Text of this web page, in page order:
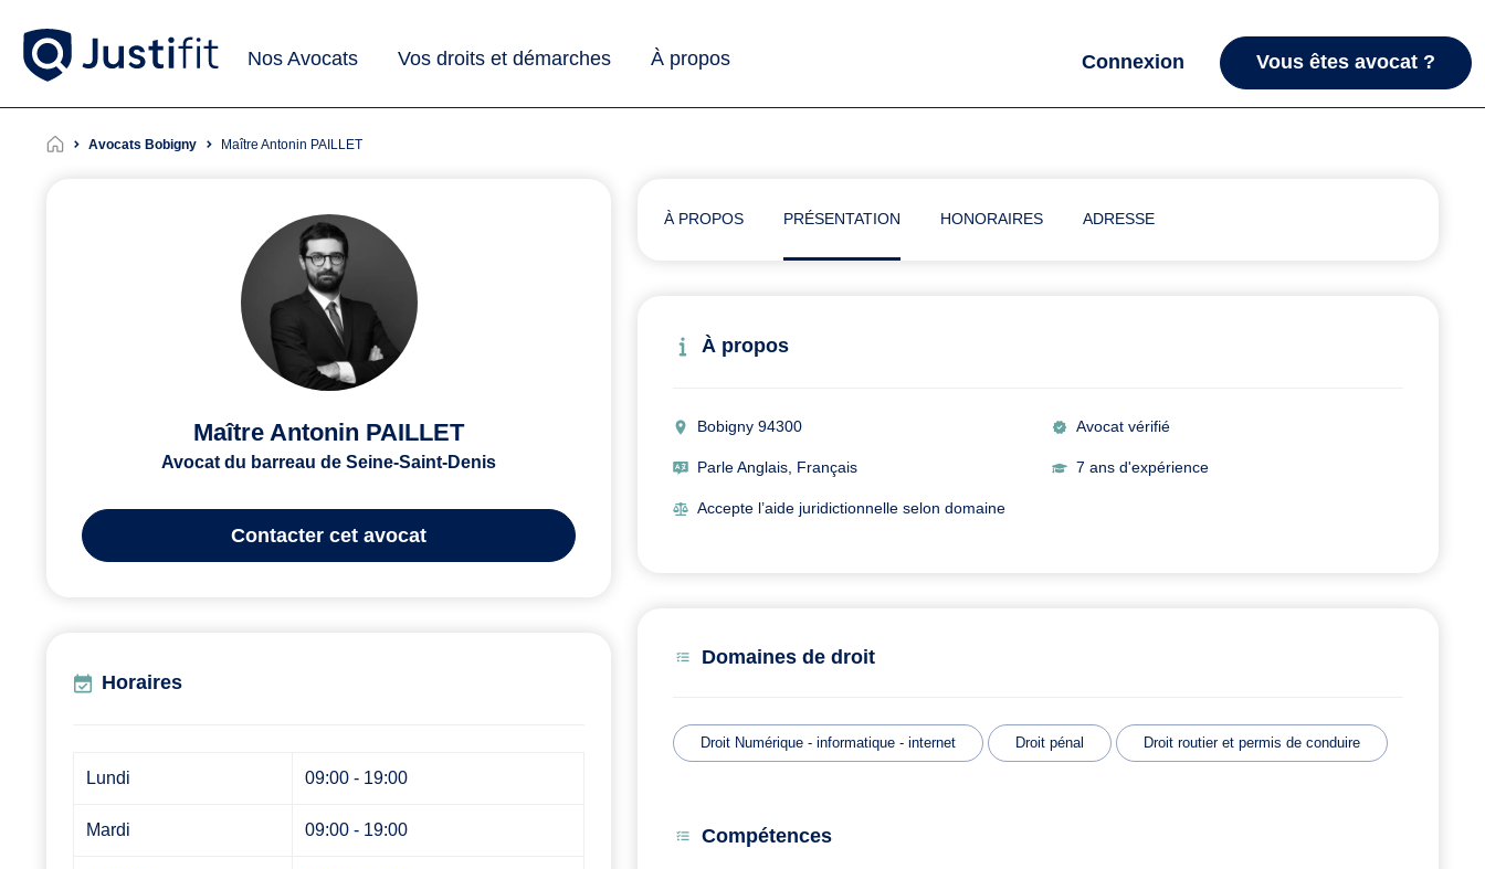
Nos Avocats Vos droits et démarches À propos Connexion Vous êtes avocat ?
Avocats Bobigny Maître Antonin PAILLET
Maître Antonin PAILLET
Avocat du barreau de Seine-Saint-Denis
Contacter cet avocat
Horaires
Lundi 09:00 - 19:00
Mardi 09:00 - 19:00
À PROPOS PRÉSENTATION HONORAIRES ADRESSE
À propos
Bobigny 94300 Avocat vérifié
Parle Anglais, Français 7 ans d'expérience
Accepte l’aide juridictionnelle selon domaine
Domaines de droit
Droit Numérique - informatique - internet Droit pénal Droit routier et permis de conduire
Compétences